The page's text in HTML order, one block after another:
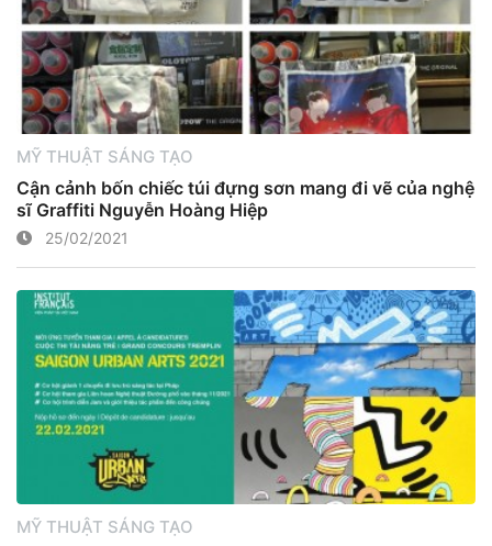
MỸ THUẬT SÁNG TẠO
Cận cảnh bốn chiếc túi đựng sơn mang đi vẽ của nghệ
sĩ Graffiti Nguyễn Hoàng Hiệp
25/02/2021
MỸ THUẬT SÁNG TẠO